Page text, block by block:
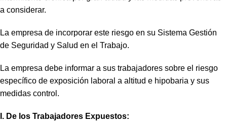
a considerar.
La empresa de incorporar este riesgo en su Sistema Gestión
de Seguridad y Salud en el Trabajo.
La empresa debe informar a sus trabajadores sobre el riesgo
específico de exposición laboral a altitud e hipobaria y sus
medidas control.
I. De los Trabajadores Expuestos: